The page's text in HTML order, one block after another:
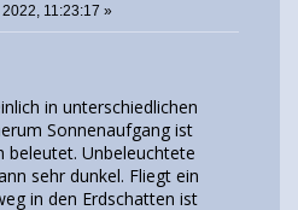
11:23:17 »
in unterschiedlichen
Sonnenaufgang ist
beleutet. Unbeleuchtete
sehr dunkel. Fliegt ein
in den Erdschatten ist